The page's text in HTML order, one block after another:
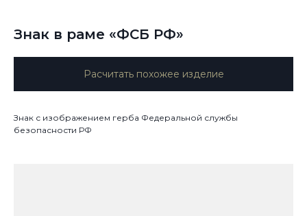
Знак в раме «ФСБ РФ»
Расчитать похожее изделие
Знак с изображением герба Федеральной службы
безопасности РФ